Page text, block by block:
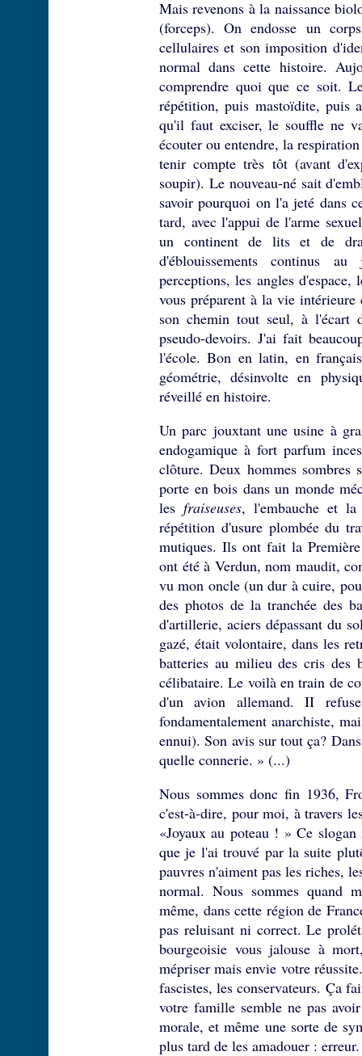
Mais revenons à la naissance
(forceps). On endosse un
cellulaires et son imposition
normal dans cette histoire.
comprendre quoi que ce soit.
répétition, puis mastoïdite, puis
qu'il faut exciser, le souffle ne
écouter ou entendre, la
tenir compte très tôt (avant
soupir). Le nouveau-né sait
savoir pourquoi on l'a jeté dans
tard, avec l'appui de l'arme
un continent de lits et de
d'éblouissements continus
perceptions, les angles
vous préparent à la vie
son chemin tout seul, à l'écart
pseudo-devoirs. J'ai fait
l'école. Bon en latin, en
géométrie, désinvolte en
réveillé en histoire.
Un parc jouxtant une usine à
endogamique à fort parfum
clôture. Deux hommes sombres
porte en bois dans un monde
les fraiseuses, l'embauche et la
répétition d'usure plombée du
mutiques. Ils ont fait la
ont été à Verdun, nom maudit,
vu mon oncle (un dur à cuire,
des photos de la tranchée des
d'artillerie, aciers dépassant du
gazé, était volontaire, dans les
batteries au milieu des cris
célibataire. Le voilà en train de
d'un avion allemand. II
fondamentalement anarchiste,
ennui). Son avis sur tout ça?
quelle connerie. » (...)
Nous sommes donc fin 1936,
c'est-à-dire, pour moi, à travers
«Joyaux au poteau ! » Ce
que je l'ai trouvé par la suite
pauvres n'aiment pas les riches,
normal. Nous sommes quand
même, dans cette région de
pas reluisant ni correct. Le
bourgeoisie vous jalouse à
mépriser mais envie votre
fascistes, les conservateurs. Ça
votre famille semble ne pas
morale, et même une sorte de
plus tard de les amadouer : erreur.